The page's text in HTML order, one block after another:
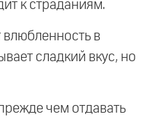
к страданиям.
влюбленность в
сладкий вкус, но
чем отдавать